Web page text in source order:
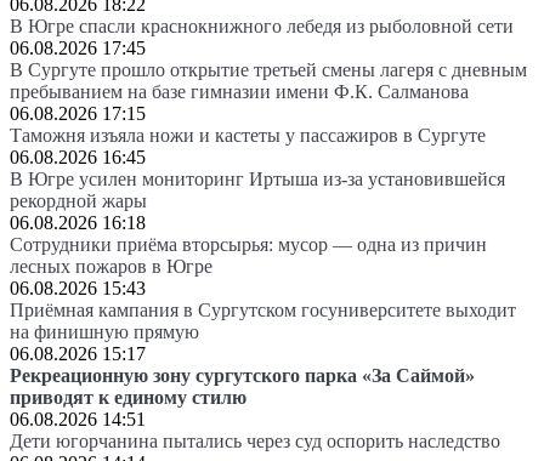
В Югре спасли краснокнижного лебедя из рыболовной сети
06.08.2026 17:45
В Сургуте прошло открытие третьей смены лагеря с дневным
пребыванием на базе гимназии имени Ф.К. Салманова
06.08.2026 17:15
Таможня изъяла ножи и кастеты у пассажиров в Сургуте
06.08.2026 16:45
В Югре усилен мониторинг Иртыша из-за установившейся
рекордной жары
06.08.2026 16:18
Сотрудники приёма вторсырья: мусор — одна из причин
лесных пожаров в Югре
06.08.2026 15:43
Приёмная кампания в Сургутском госуниверситете выходит
на финишную прямую
06.08.2026 15:17
Рекреационную зону сургутского парка «За Саймой»
приводят к единому стилю
06.08.2026 14:51
Дети югорчанина пытались через суд оспорить наследство